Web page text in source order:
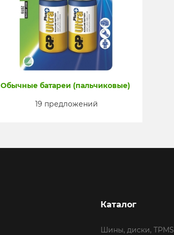
Обычные батареи (пальчиковые)
19 предложений
Каталог
Шины, диски, TPMS